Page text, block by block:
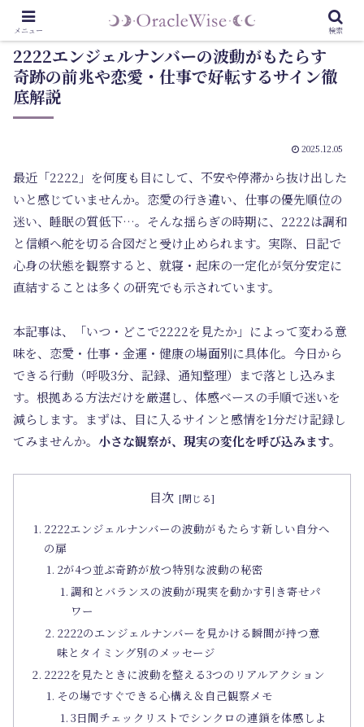
2222エンジェルナンバーの波動がもたらす
奇跡の前兆や恋愛・仕事で好転するサイン徹
底解説
2025.12.05
最近「2222」を何度も目にして、不安や停滞から抜け出した
いと感じていませんか。恋愛の行き違い、仕事の優先順位の
迷い、睡眠の質低下…。そんな揺らぎの時期に、2222は調和
と信頼へ舵を切る合図だと受け止められます。実際、日記で
心身の状態を観察すると、就寝・起床の一定化が気分安定に
直結することは多くの研究でも示されています。
本記事は、「いつ・どこで2222を見たか」によって変わる意
味を、恋愛・仕事・金運・健康の場面別に具体化。今日から
できる行動（呼吸3分、記録、通知整理）まで落とし込みま
す。根拠ある方法だけを厳選し、体感ベースの手順で迷いを
減らします。まずは、目に入るサインと感情を1分だけ記録し
てみませんか。 小さな観察が、現実の変化を呼び込みます。
目次
2222エンジェルナンバーの波動がもたらす新しい自分へ
の扉
2が4つ並ぶ奇跡が放つ特別な波動の秘密
調和とバランスの波動が現実を動かす引き寄せパ
ワー
2222のエンジェルナンバーを見かける瞬間が持つ意
味とタイミング別のメッセージ
2222を見たときに波動を整える3つのリアルアクション
その場ですぐできる心構え＆自己観察メモ
3日間チェックリストでシンクロの連鎖を体感しよ
メニュー 検索